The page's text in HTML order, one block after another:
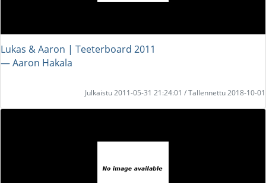
Lukas & Aaron | Teeterboard 2011
― Aaron Hakala
Julkaistu 2011-05-31 21:24:01 / Tallennettu 2018-10-01